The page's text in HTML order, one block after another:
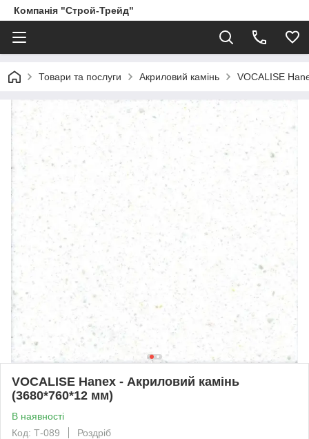
Компанія "Строй-Трейд"
Товари та послуги Акриловий камінь VOCALISE
VOCALISE Hanex - Акриловий камінь
(3680*760*12 мм)
В наявності
Код: Т-089
Роздріб